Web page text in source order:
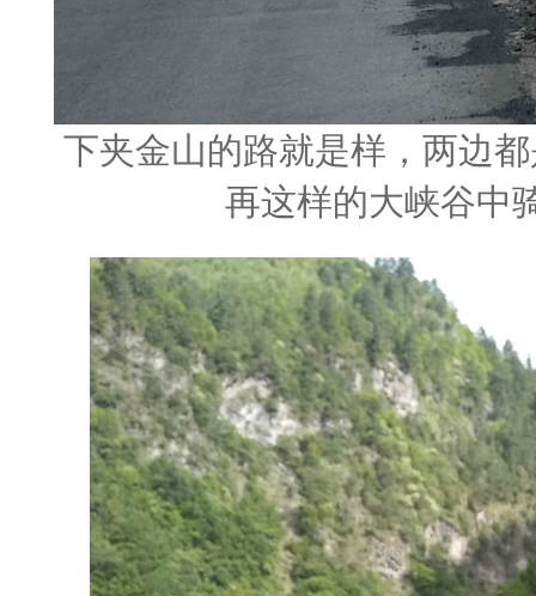
下夹金山的路就是样，两边
再这样的大峡谷中